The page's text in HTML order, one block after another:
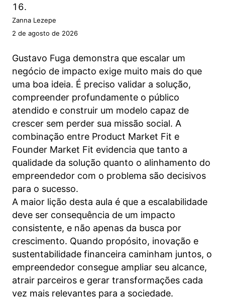
Zanna Lezepe
2 de agosto de 2026
Gustavo Fuga demonstra que escalar um
negócio de impacto exige muito mais do que
uma boa ideia. É preciso validar a solução,
compreender profundamente o público
atendido e construir um modelo capaz de
crescer sem perder sua missão social. A
combinação entre Product Market Fit e
Founder Market Fit evidencia que tanto a
qualidade da solução quanto o alinhamento do
empreendedor com o problema são decisivos
para o sucesso.
A maior lição desta aula é que a escalabilidade
deve ser consequência de um impacto
consistente, e não apenas da busca por
crescimento. Quando propósito, inovação e
sustentabilidade financeira caminham juntos, o
empreendedor consegue ampliar seu alcance,
atrair parceiros e gerar transformações cada
vez mais relevantes para a sociedade.